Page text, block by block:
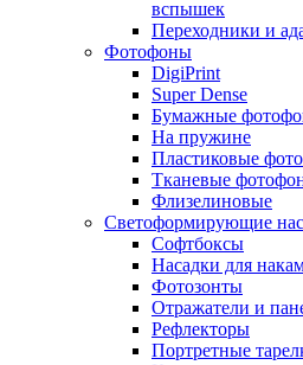
вспышек
Переходники и
Фотофоны
DigiPrint
Super Dense
Бумажные
На пружине
Пластиковые
Тканевые
Флизелиновые
Светоформирующие
Софтбоксы
Насадки для
Фотозонты
Отражатели и
Рефлекторы
Портретные